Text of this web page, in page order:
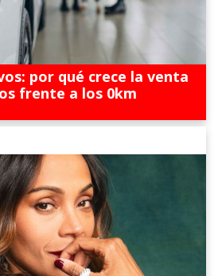
por qué crece la venta
frente a los 0km